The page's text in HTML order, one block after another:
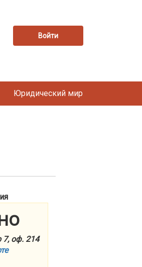
Войти
Юридический мир
7, оф. 214